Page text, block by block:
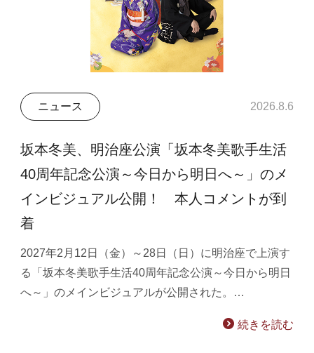
ニュース 2026.8.6
坂本冬美、明治座公演「坂本冬美歌手生活
40周年記念公演～今日から明日へ～」のメ
インビジュアル公開！ 本人コメントが到
着
2027年2月12日（金）～28日（日）に明治座で上演す
る「坂本冬美歌手生活40周年記念公演～今日から明日
へ～」のメインビジュアルが公開された。…
続きを読む